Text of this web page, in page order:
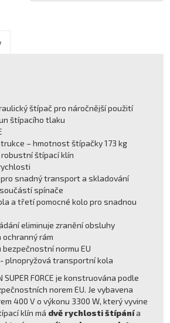
štípač pro náročnější použití
štípacího tlaku
– hmotnost štípačky 173 kg
štípací klín
snadný transport a skladování
spínače
a třetí pomocné kolo pro snadnou
eliminuje zranění obsluhy
ochranný rám
normu EU
plnopryžová transportní kola
SUPER FORCE je konstruována podle
norem EU. Je vybavena
400 V o výkonu 3300 W, který vyvine
klín má dvě rychlosti štípánía